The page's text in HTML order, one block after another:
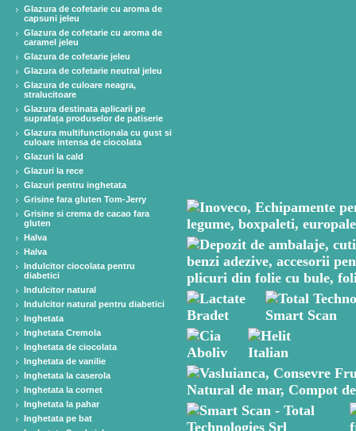
Glazura de cofetarie cu aroma de
capsuni jeleu
Glazura de cofetarie cu aroma de
caramel jeleu
Glazura de cofetarie jeleu
Glazura de cofetarie neutral jeleu
Glazura de culoare neagra,
stralucitoare
Glazura destinata aplicarii pe
suprafața produselor de patiserie
Glazura multifunctionala cu gust si
culoare intensa de ciocolata
Glazuri la cald
Glazuri la rece
Glazuri pentru inghetata
Grisine fara gluten Tom-Jerry
Grisine si crema de cacao fara
gluten
Halva
Halva
Indulcitor ciocolata pentru
diabetici
Indulcitor natural
Indulcitor natural pentru diabetici
Inghetata
Inghetata Cremola
Inghetata de ciocolata
Inghetata de vanilie
Inghetata la caserola
Inghetata la cornet
Inghetata la pahar
Inghetata pe bat